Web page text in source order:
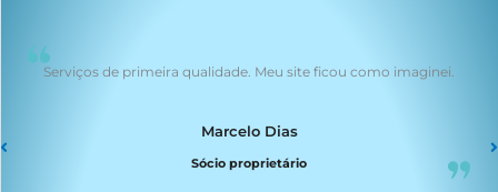
Serviços de primeira qualidade. Meu site ficou como imaginei.
Marcelo Dias
Sócio proprietário